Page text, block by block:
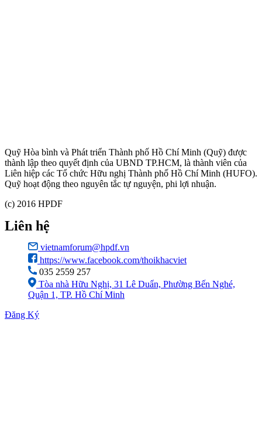
Quỹ Hòa bình và Phát triển Thành phố Hồ Chí Minh (Quỹ) được
thành lập theo quyết định của UBND TP.HCM, là thành viên của
Liên hiệp các Tổ chức Hữu nghị Thành phố Hồ Chí Minh (HUFO).
Quỹ hoạt động theo nguyên tắc tự nguyện, phi lợi nhuận.
(c) 2016 HPDF
Liên hệ
vietnamforum@hpdf.vn
https://www.facebook.com/thoikhacviet
035 2559 257
Tòa nhà Hữu Nghị, 31 Lê Duẩn, Phường Bến Nghé,
Quận 1, TP. Hồ Chí Minh
Đăng Ký